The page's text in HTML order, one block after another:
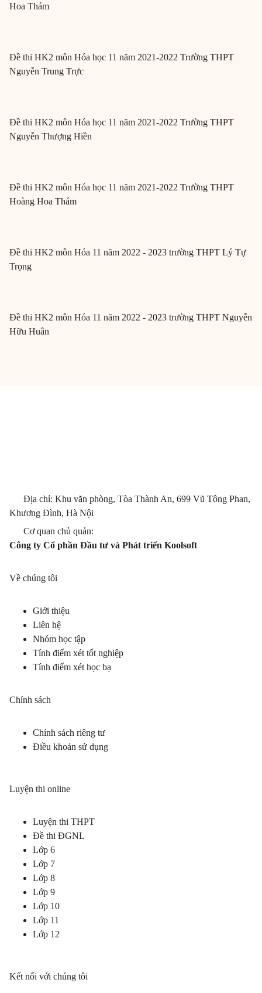
Hoa Thám
Đề thi HK2 môn Hóa học 11 năm 2021-2022 Trường THPT
Nguyễn Trung Trực
Đề thi HK2 môn Hóa học 11 năm 2021-2022 Trường THPT
Nguyễn Thượng Hiền
Đề thi HK2 môn Hóa học 11 năm 2021-2022 Trường THPT
Hoàng Hoa Thám
Đề thi HK2 môn Hóa 11 năm 2022 - 2023 trường THPT Lý Tự
Trọng
Đề thi HK2 môn Hóa 11 năm 2022 - 2023 trường THPT Nguyễn
Hữu Huân
Địa chỉ: Khu văn phòng, Tòa Thành An, 699 Vũ Tông Phan,
Khương Đình, Hà Nội
Cơ quan chủ quản:
Công ty Cổ phần Đầu tư và Phát triển Koolsoft
Về chúng tôi
Giới thiệu
Liên hệ
Nhóm học tập
Tính điểm xét tốt nghiệp
Tính điểm xét học bạ
Chính sách
Chính sách riêng tư
Điều khoản sử dụng
Luyện thi online
Luyện thi THPT
Đề thi ĐGNL
Lớp 6
Lớp 7
Lớp 8
Lớp 9
Lớp 10
Lớp 11
Lớp 12
Kết nối với chúng tôi